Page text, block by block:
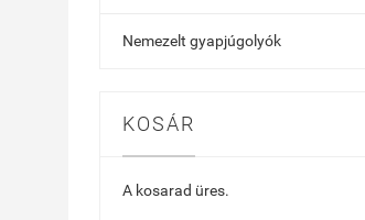
Nemezelt gyapjúgolyók
KOSÁR
A kosarad üres.